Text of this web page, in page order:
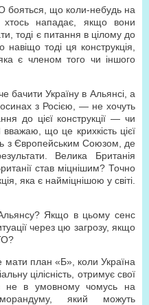
бояться, що коли-небудь на
нападає, якщо вони
тоді є питання в цілому до
навіщо тоді ця конструкція,
є членом того чи іншого
бачити Україну в Альянсі, а
з Росією, — не хочуть
до цієї конструкції — чи
що це крихкість цієї
з Європейським Союзом, де
Велика Британія
став міцнішим? Точно
яка є найміцнішою у світі.
Якщо в цьому сенс
через цю загрозу, якщо
мати план «Б», коли Україна
цілісність, отримує свої
не в умовному чомусь на
який можуть